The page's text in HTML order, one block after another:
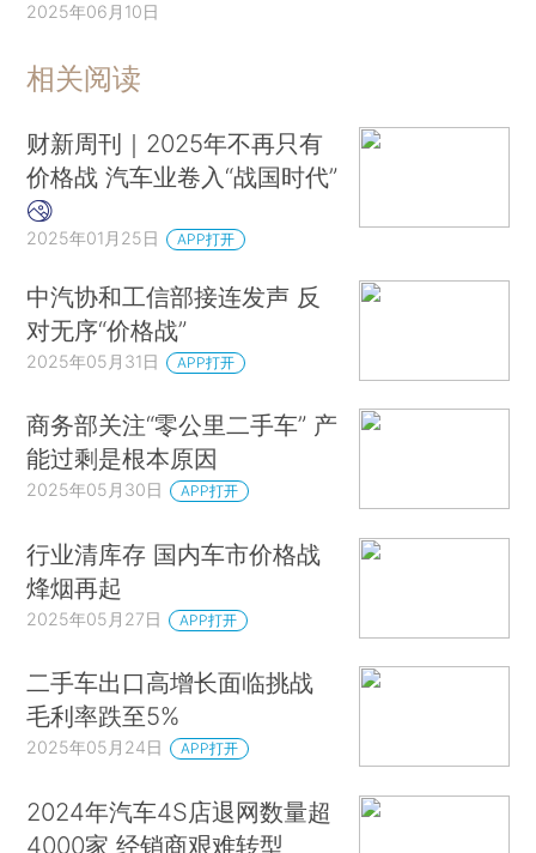
2025年06月10日
相关阅读
财新周刊｜2025年不再只有
价格战 汽车业卷入“战国时代”
2025年01月25日 APP打开
中汽协和工信部接连发声 反
对无序“价格战”
2025年05月31日 APP打开
商务部关注“零公里二手车” 产
能过剩是根本原因
2025年05月30日 APP打开
行业清库存 国内车市价格战
烽烟再起
2025年05月27日 APP打开
二手车出口高增长面临挑战
毛利率跌至5%
2025年05月24日 APP打开
2024年汽车4S店退网数量超
4000家 经销商艰难转型